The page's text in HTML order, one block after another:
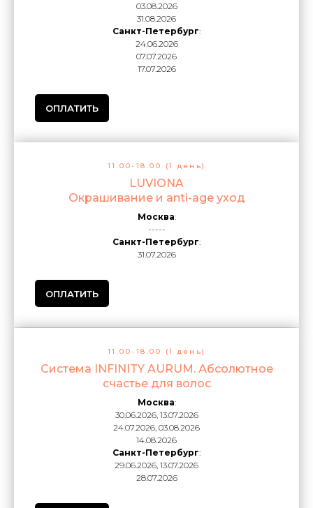
03.08.2026
31.08.2026
Санкт-Петербург:
24.06.2026
07.07.2026
17.07.2026
ОПЛАТИТЬ
11.00-18.00 (1 день)
LUVIONA
Окрашивание и anti-age уход
Москва:
-----
Санкт-Петербург:
31.07.2026
ОПЛАТИТЬ
11.00-18.00 (1 день)
Система INFINITY AURUM. Абсолютное
счастье для волос
Москва:
30.06.2026, 13.07.2026
24.07.2026, 03.08.2026
14.08.2026
Санкт-Петербург:
29.06.2026, 13.07.2026
28.07.2026